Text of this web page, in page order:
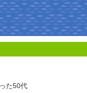
た50代